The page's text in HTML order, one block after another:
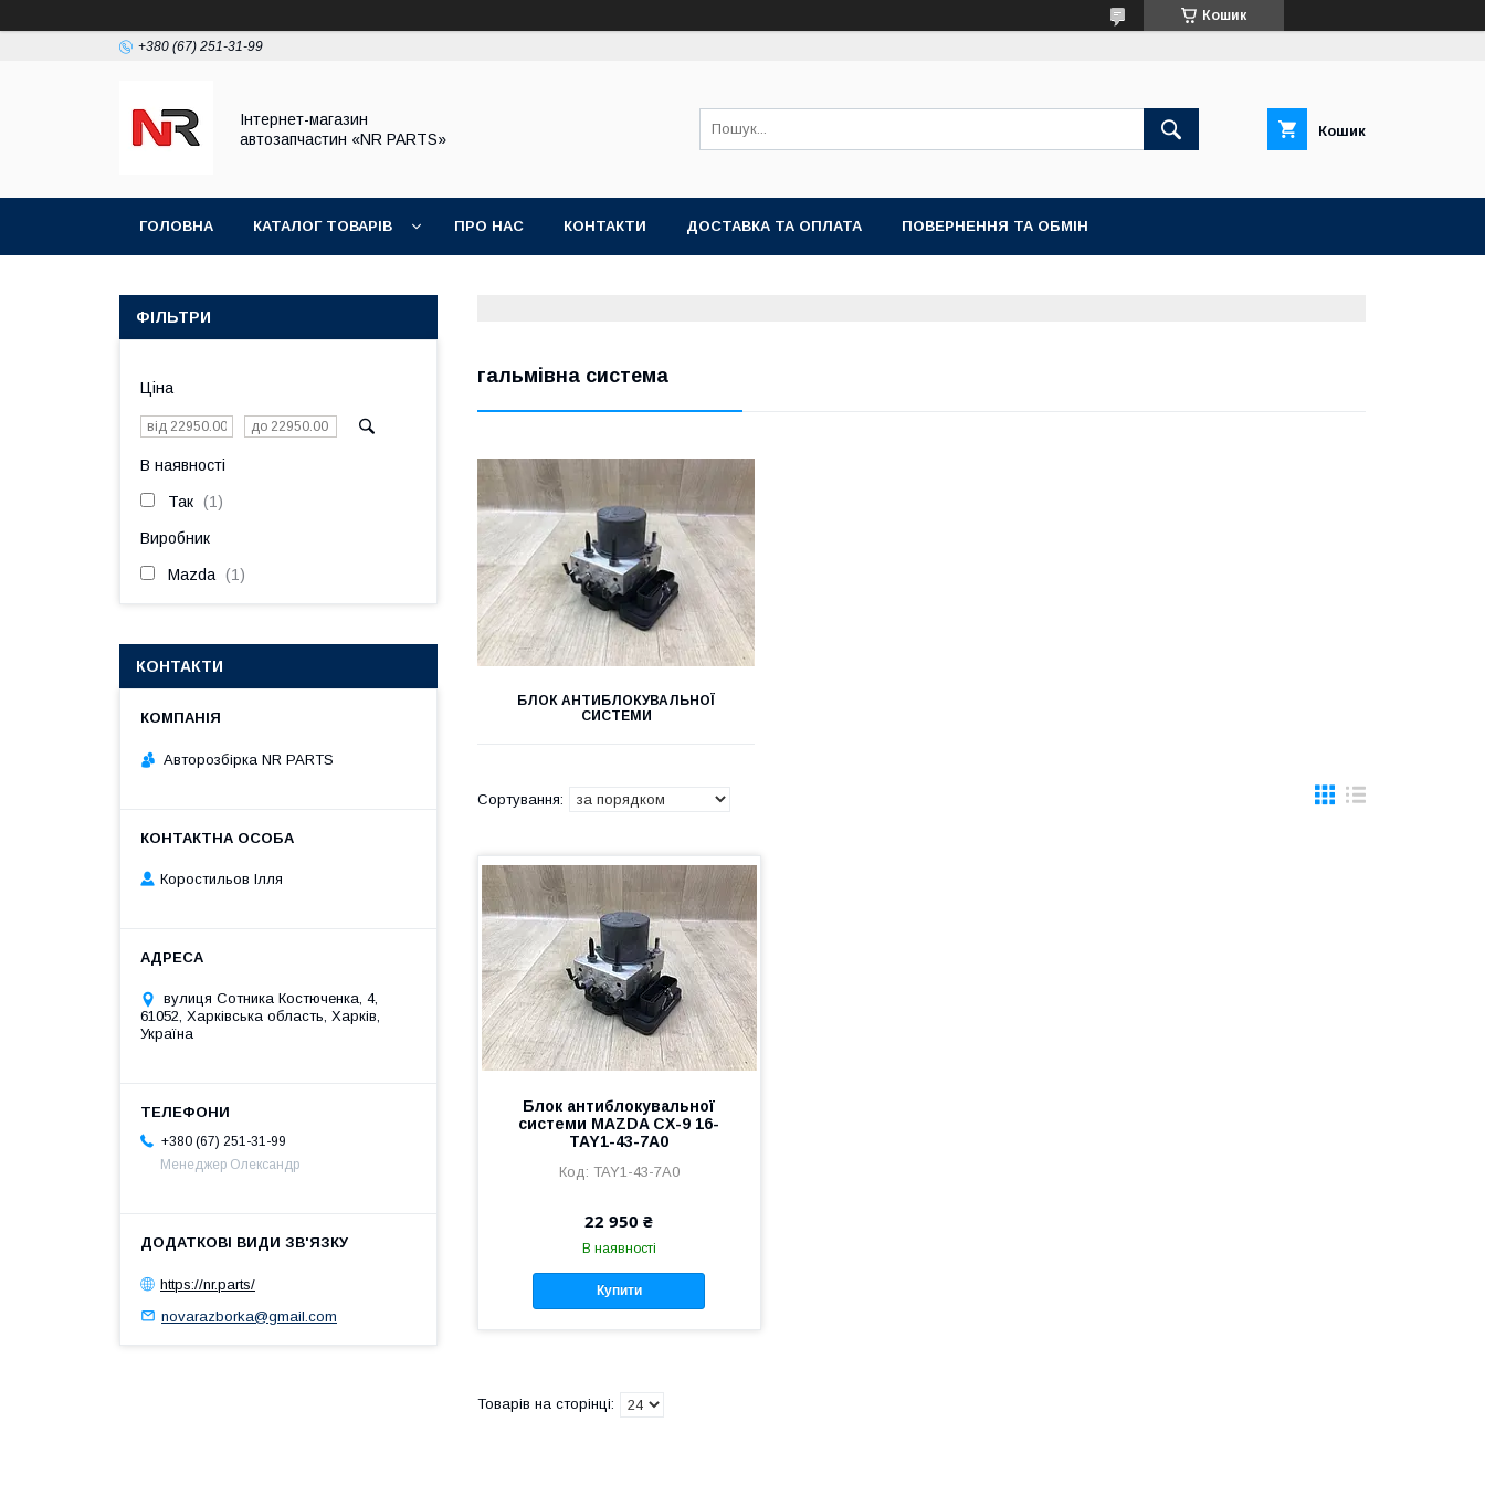
Кошик
+380 (67) 251-31-99
Інтернет-магазин
автозапчастин «NR PARTS»
Кошик
ГОЛОВНА КАТАЛОГ ТОВАРІВ ПРО НАС КОНТАКТИ ДОСТАВКА ТА ОПЛАТА ПОВЕРНЕННЯ ТА ОБМІН
гальмівна система
БЛОК АНТИБЛОКУВАЛЬНОЇ
СИСТЕМИ
Блок антиблокувальної
системи MAZDA CX-9 16-
TAY1-43-7A0
TAY1-43-7A0
22 950 ₴
В наявності
Купити
ФІЛЬТРИ
Ціна
В наявності
Так 1
Виробник
Mazda 1
КОНТАКТИ
Авторозбірка NR PARTS
Коростильов Ілля
вулиця Сотника Костюченка, 4,
61052, Харківська область, Харків,
Україна
+380 (67) 251-31-99
Менеджер Олександр
https://nr.parts/
novarazborka@gmail.com